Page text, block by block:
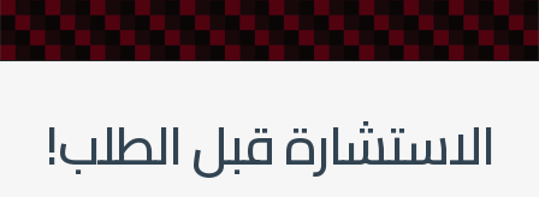
الاستشارة قبل الطلب!